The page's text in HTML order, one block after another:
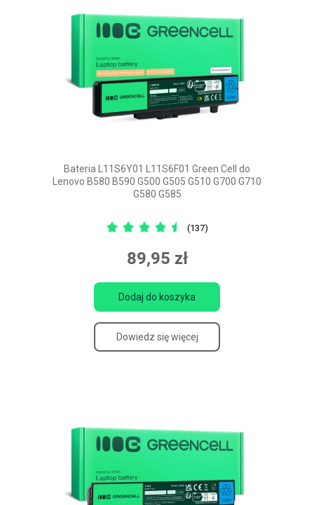
Bateria L11S6Y01 L11S6F01 Green Cell do
Lenovo B580 B590 G500 G505 G510 G700 G710
G580 G585
(137)
89,95 zł
Dodaj do koszyka
Dowiedz się więcej